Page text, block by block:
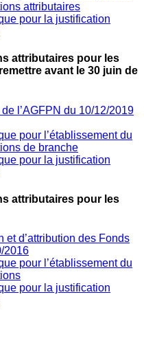
attributaires
pour la justification
attributaires pour les
avant le 30 juin de
l’AGFPN du 10/12/2019
pour l’établissement du
de branche
pour la justification
attributaires pour les
et d’attribution des Fonds
2016
pour l’établissement du
pour la justification